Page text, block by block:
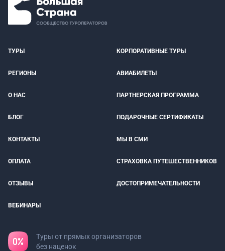
ТУРЫ КОРПОРАТИВНЫЕ ТУРЫ
РЕГИОНЫ АВИАБИЛЕТЫ
О НАС ПАРТНЕРСКАЯ ПРОГРАММА
БЛОГ ПОДАРОЧНЫЕ СЕРТИФИКАТЫ
КОНТАКТЫ МЫ В СМИ
ОПЛАТА СТРАХОВКА ПУТЕШЕСТВЕННИКОВ
ОТЗЫВЫ ДОСТОПРИМЕЧАТЕЛЬНОСТИ
ВЕБИНАРЫ
Туры от прямых организаторов
без наценок